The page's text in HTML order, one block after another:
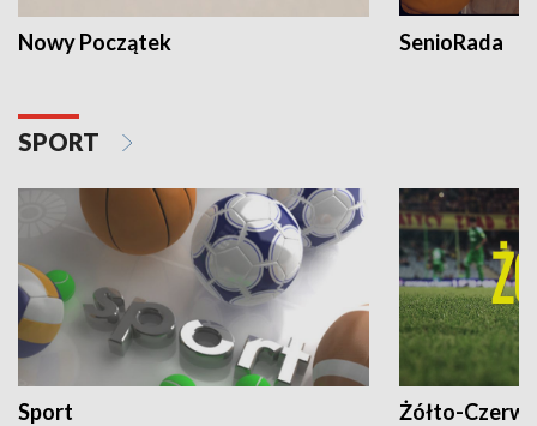
Nowy Początek SenioRada
SPORT
Sport Żółto-